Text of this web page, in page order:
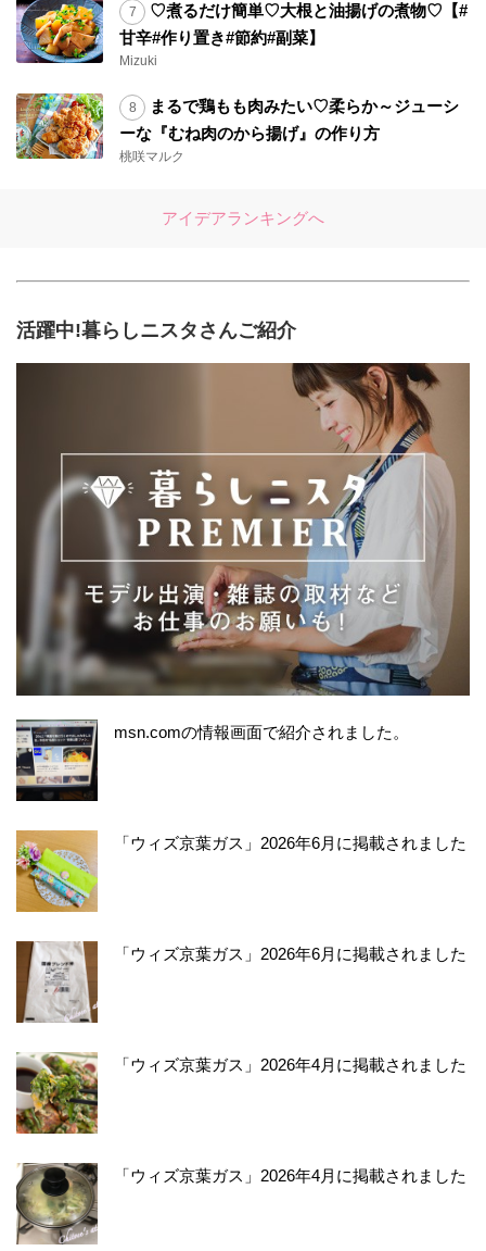
♡煮るだけ簡単♡大根と油揚げの煮物♡【#
甘辛#作り置き#節約#副菜】
Mizuki
まるで鶏もも肉みたい♡柔らか～ジューシ
ーな『むね肉のから揚げ』の作り方
桃咲マルク
アイデアランキングへ
活躍中!暮らしニスタさんご紹介
msn.comの情報画面で紹介されました。
「ウィズ京葉ガス」2026年6月に掲載されました
「ウィズ京葉ガス」2026年6月に掲載されました
「ウィズ京葉ガス」2026年4月に掲載されました
「ウィズ京葉ガス」2026年4月に掲載されました